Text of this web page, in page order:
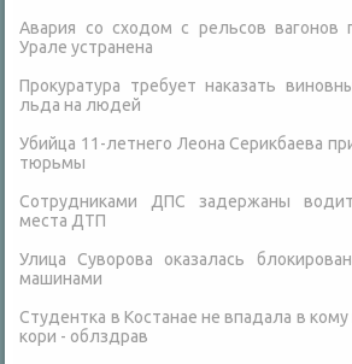
Авария со сходом с рельсов вагонов
Урале устранена
Прокуратура требует наказать
льда на людей
Убийца 11-летнего Леона Серикбаева
тюрьмы
Сотрудниками ДПС задержаны
места ДТП
Улица Суворова оказалась
машинами
Студентка в Костанае не впадала в
кори - облздрав